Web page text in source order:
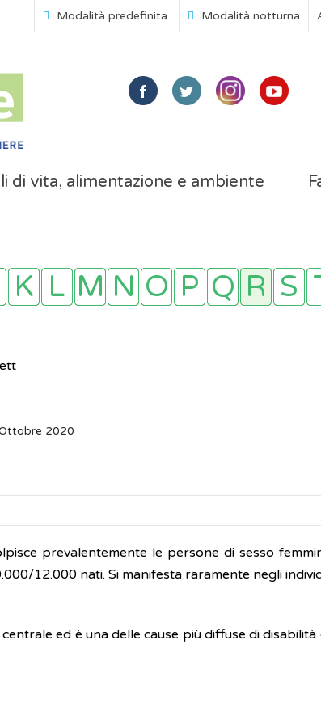
Modalità predefinita Modalità notturna
di vita, alimentazione e ambiente
2020
prevalentemente le persone di sesso
12.000 nati. Si manifesta raramente negli
ed è una delle cause più diffuse di disabilità